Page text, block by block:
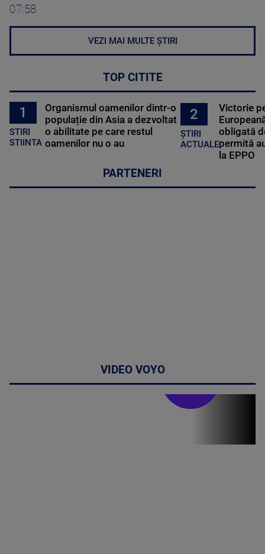
07:58
VEZI MAI MULTE ȘTIRI
TOP CITITE
1
STIRI
STIINTA
Organismul oamenilor dintr-o
populație din Asia a dezvoltat
o abilitate pe care restul
oamenilor nu o au
2
ȘTIRI
ACTUALE
Victorie
obligată
permită
la EPPO
PARTENERI
VIDEO VOYO
Stirile PRO TV